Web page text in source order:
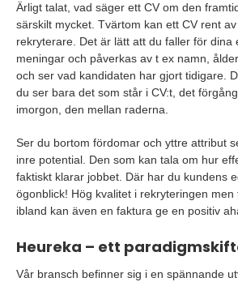
Ärligt talat, vad säger ett CV om den
särskilt mycket. Tvärtom kan ett CV rent
rekryterare. Det är lätt att du faller för dina
meningar och påverkas av t ex namn,
och ser vad kandidaten har gjort tidigare.
du ser bara det som står i CV:t, det
imorgon, den mellan raderna.
Ser du bortom fördomar och yttre attribut
inre potential. Den som kan tala om hur
faktiskt klarar jobbet. Där har du kundens
ögonblick! Hög kvalitet i rekryteringen men
ibland kan även en faktura ge en positiv
Heureka – ett
Vår bransch befinner sig i en spännande